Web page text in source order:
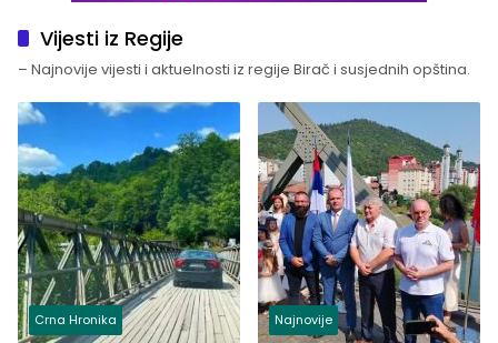
Vijesti iz Regije
– Najnovije vijesti i aktuelnosti iz regije Birač i susjednih opština.
Crna Hronika Najnovije